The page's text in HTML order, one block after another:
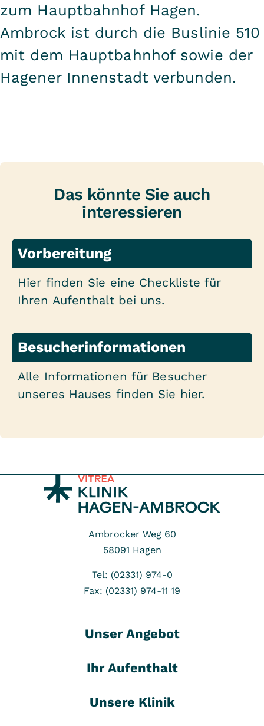
zum Hauptbahnhof Hagen.
Ambrock ist durch die Buslinie 510
mit dem Hauptbahnhof sowie der
Hagener Innenstadt verbunden.
Das könnte Sie auch
interessieren
Vorbereitung
Hier finden Sie eine Checkliste für
Ihren Aufenthalt bei uns.
Besucherinformationen
Alle Informationen für Besucher
unseres Hauses finden Sie hier.
Ambrocker Weg 60
58091 Hagen
Tel: (02331) 974-0
Fax: (02331) 974-11 19
Unser Angebot
Ihr Aufenthalt
Unsere Klinik